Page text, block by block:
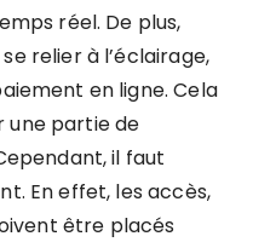
réel. De plus,
relier à l’éclairage,
en ligne. Cela
une partie de
il faut
En effet, les accès,
être placés